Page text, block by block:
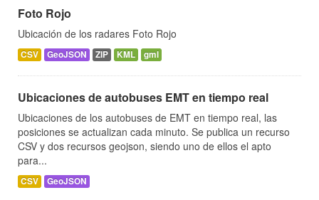
Foto Rojo
Ubicación de los radares Foto Rojo
CSV GeoJSON ZIP KML gml
Ubicaciones de autobuses EMT en tiempo real
Ubicaciones de los autobuses de EMT en tiempo real, las
posiciones se actualizan cada minuto. Se publica un recurso
CSV y dos recursos geojson, siendo uno de ellos el apto
para...
CSV GeoJSON